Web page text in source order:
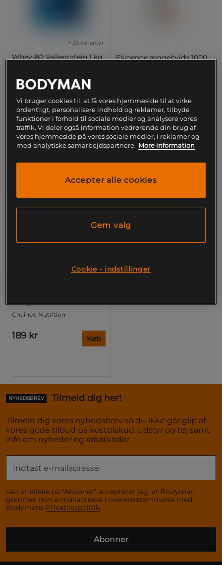
Whey-80 Valleprotein 1 kg
+ 30 varianter
229 kr
Laveste pris 229 kr
Køb
Flydende æggehvide 1000
60 kr
Laveste pris 60 kr
Køb
264 g
Chained Nutrition
189 kr Køb
NYHEDSBREV Tilmeld dig her!
Tilmeld dig vores nyhedsbrev så du ikke går glip af
vores gode tilbud på kosttilskud, udstyr og tøj samt
info om nyheder og rabatkoder.
Ved at klikke på "Abonner" accepterer jeg, at Bodyman
gemmer min e-mailadresse i overensstemmelse med
Bodymans Privatlivspolitik.
Abonner
Vi bruger cookies til, at få vores hjemmeside til at virke
ordentligt, personalisere indhold og reklamer, tilbyde
funktioner i forhold til sociale medier og analysere vores
traffik. Vi deler også information vedrørende din brug af
vores hjemmeside på vores sociale medier, i reklamer og
med analytiske samarbejdspartnere. More information
Accepter alle cookies
Gem valg
Cookie - indstillinger